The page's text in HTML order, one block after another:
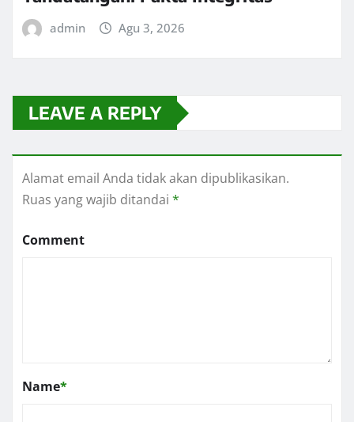
admin Agu 3, 2026
LEAVE A REPLY
Alamat email Anda tidak akan dipublikasikan.
Ruas yang wajib ditandai *
Comment
Name*